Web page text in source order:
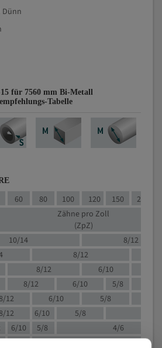
für 7560 mm Bi-Metall
Tabelle
60 80 100 120 150 200
Zähne pro Zoll
(ZpZ)
10/14
8/12
8/12
8/12 6/10
8/12 6/10
5/8
12 6/10
5/8
12 6/10 5/8
6/10 5/8
4/6